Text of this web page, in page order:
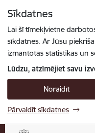
Sīkdatnes
Lai šī tīmekļvietne
sīkdatnes. Ar Jūsu
izmantotas statistikas un
Lūdzu, atzīmējiet savu
Noraidīt
Pārvaldīt sīkdatnes